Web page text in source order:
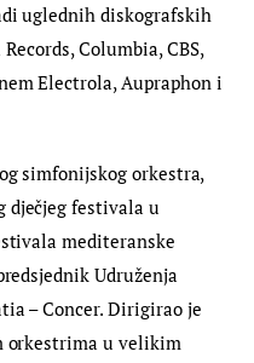
uglednih diskografskih
Columbia, CBS,
Electrola, Aupraphon i
simfonijskog orkestra,
dječjeg festivala u
mediteranske
Udruženja
– Concer. Dirigirao je
u velikim